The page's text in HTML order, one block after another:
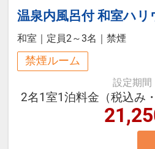
初めての箱根旅行
ル・ファミリー
様におすすめの基
箱根の自然に囲
中で、温泉旅館
としたひととき
和室 ｜ 定員2～3名 ｜ 禁煙
禁煙ルーム
設定期間
2名1室1泊料金（税込み